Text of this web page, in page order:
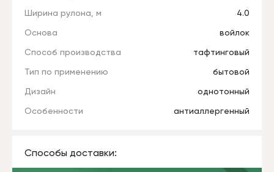
Ширина рулона, м 4.0
Основа войлок
Способ производства тафтинговый
Тип по применению бытовой
Дизайн однотонный
Особенности антиаллергенный
Способы доставки: